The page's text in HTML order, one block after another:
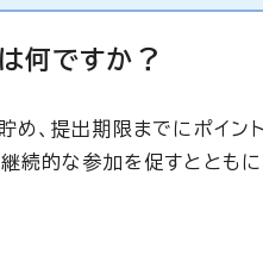
何ですか？
、提出期限までにポイン
続的な参加を促すととも